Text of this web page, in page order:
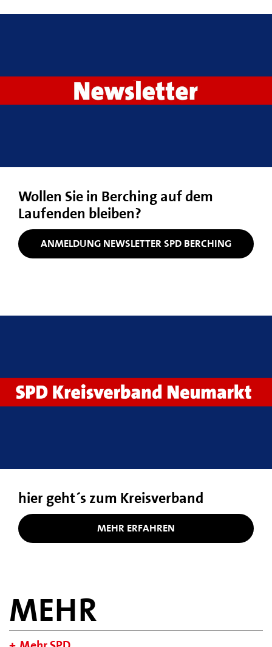
Wollen Sie in Berching auf dem
Laufenden bleiben?
ANMELDUNG NEWSLETTER SPD BERCHING
hier geht´s zum Kreisverband
MEHR ERFAHREN
MEHR